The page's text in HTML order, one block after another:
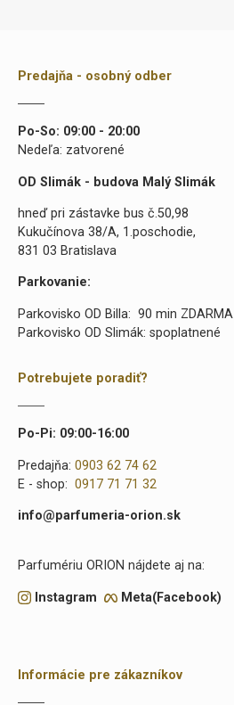
Predajňa - osobný odber
Po-So: 09:00 - 20:00
Nedeľa: zatvorené
OD Slimák - budova Malý Slimák
hneď pri zástavke bus č.50,98
Kukučínova 38/A, 1.poschodie,
831 03 Bratislava
Parkovanie:
Parkovisko OD Billa: 90 min ZDARMA
Parkovisko OD Slimák: spoplatnené
Potrebujete poradiť?
Po-Pi: 09:00-16:00
Predajňa: 0903 62 74 62
E - shop: 0917 71 71 32
info@parfumeria-orion.sk
Parfumériu ORION nájdete aj na:
Instagram Meta(Facebook)
Informácie pre zákazníkov